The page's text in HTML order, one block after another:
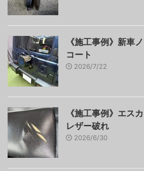
《施工事例》新車
コート
2026/7/22
《施工事例》エス
レザー破れ
2026/6/30